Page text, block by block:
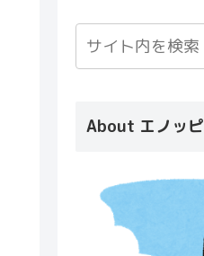
About エノッピ